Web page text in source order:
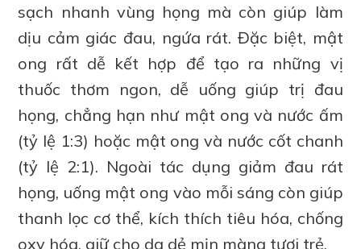
sạch nhanh vùng họng mà còn giúp làm
dịu cảm giác đau, ngứa rát. Đặc biệt, mật
ong rất dễ kết hợp để tạo ra những vị
thuốc thơm ngon, dễ uống giúp trị đau
họng, chẳng hạn như mật ong và nước ấm
(tỷ lệ 1:3) hoặc mật ong và nước cốt chanh
(tỷ lệ 2:1). Ngoài tác dụng giảm đau rát
họng, uống mật ong vào mỗi sáng còn giúp
thanh lọc cơ thể, kích thích tiêu hóa, chống
oxy hóa, giữ cho da dẻ mịn màng tươi trẻ.